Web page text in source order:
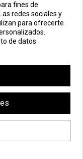
Direcciones
Seguimiento de
pedidos de clientes
invitados
fines de
redes sociales y
para ofrecerte
de datos